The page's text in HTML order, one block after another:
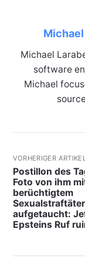
Michael
software
Michael
VORHERIGER
Postillon des
Foto von ihm
berüchtigtem
Sexualstraftäter
aufgetaucht:
Epsteins Ruf